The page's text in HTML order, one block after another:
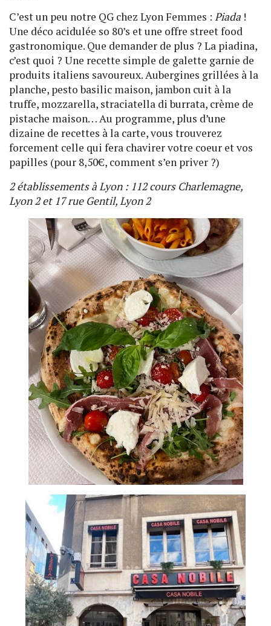
C’est un peu notre QG chez Lyon Femmes : Piada !
Une déco acidulée so 80’s et une offre street food
gastronomique. Que demander de plus ? La piadina,
c’est quoi ? Une recette simple de galette garnie de
produits italiens savoureux. Aubergines grillées à la
planche, pesto basilic maison, jambon cuit à la
truffe, mozzarella, straciatella di burrata, crème de
pistache maison… Au programme, plus d’une
dizaine de recettes à la carte, vous trouverez
forcement celle qui fera chavirer votre coeur et vos
papilles (pour 8,50€, comment s’en priver ?)
2 établissements à Lyon : 112 cours Charlemagne,
Lyon 2 et 17 rue Gentil, Lyon 2